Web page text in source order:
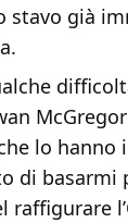
stavo già
lo hanno
di basarmi
raffigurare